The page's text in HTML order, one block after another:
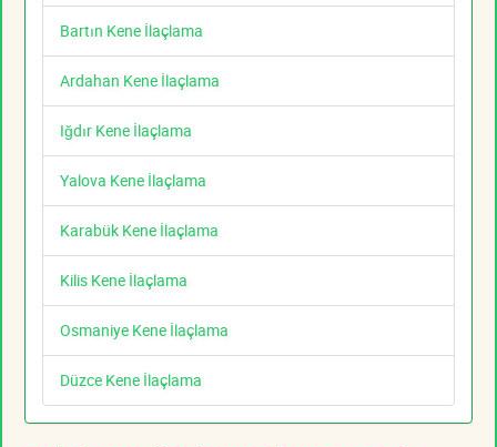
Bartın Kene İlaçlama
Ardahan Kene İlaçlama
Iğdır Kene İlaçlama
Yalova Kene İlaçlama
Karabük Kene İlaçlama
Kilis Kene İlaçlama
Osmaniye Kene İlaçlama
Düzce Kene İlaçlama